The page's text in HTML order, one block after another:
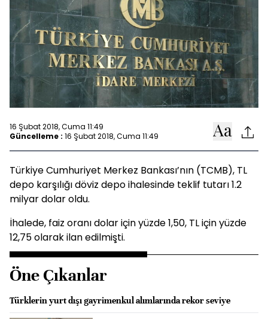
16 Şubat 2018, Cuma 11:49
Güncelleme : 16 Şubat 2018, Cuma 11:49
Türkiye Cumhuriyet Merkez Bankası’nın (TCMB), TL
depo karşılığı döviz depo ihalesinde teklif tutarı 1.2
milyar dolar oldu.
İhalede, faiz oranı dolar için yüzde 1,50, TL için yüzde
12,75 olarak ilan edilmişti.
Öne Çıkanlar
Türklerin yurt dışı gayrimenkul alımlarında rekor seviye